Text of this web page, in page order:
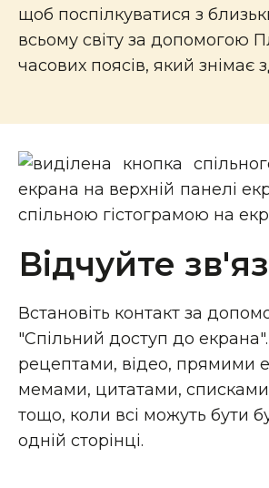
щоб поспілкуватися з
всьому світу за допомогою
часових поясів, який знімає
Відчуйте
Встановіть контакт за
"Спільний доступ до екрана".
рецептами, відео, прямими
мемами, цитатами, списками
тощо, коли всі можуть бути
одній сторінці.